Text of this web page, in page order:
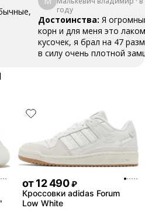
году
Достоинства: Я
корн и для меня это
кусочек, я брал на 47
в силу очень плотной
Недостатки:
замша , это все ,но это
времени Комментарий:
фанатов это пушка ,
пожалеете
от12 490 ₽
Кроссовки adidas Forum
Low White